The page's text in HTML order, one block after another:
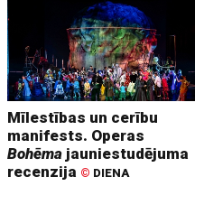
Mīlestības un cerību
manifests. Operas
Bohēma jauniestudējuma
recenzija © DIENA